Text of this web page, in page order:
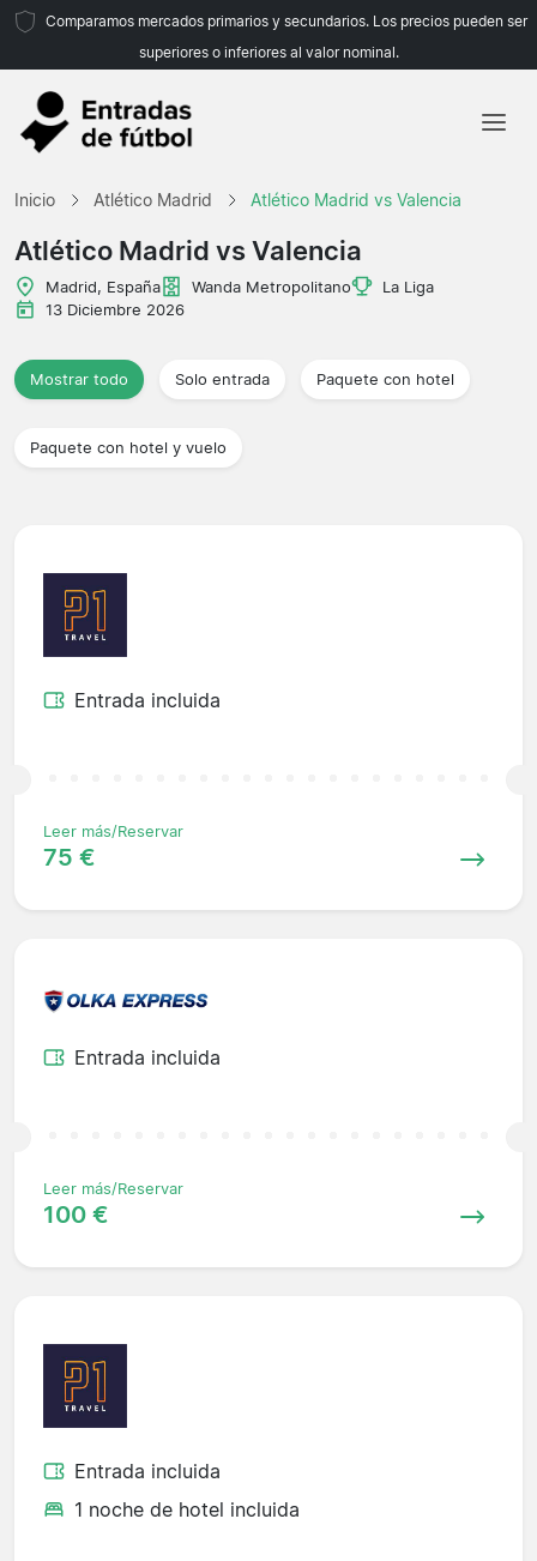
Comparamos mercados primarios y secundarios. Los precios pueden ser
superiores o inferiores al valor nominal.
Inicio Atlético Madrid Atlético Madrid vs Valencia
Atlético Madrid vs Valencia
Madrid, España Wanda Metropolitano
La Liga
13 Diciembre 2026
Mostrar todo Solo entrada Paquete con hotel
Paquete con hotel y vuelo
Entrada incluida
Leer más/Reservar
75 €
Entrada incluida
Leer más/Reservar
100 €
Entrada incluida
1 noche de hotel incluida